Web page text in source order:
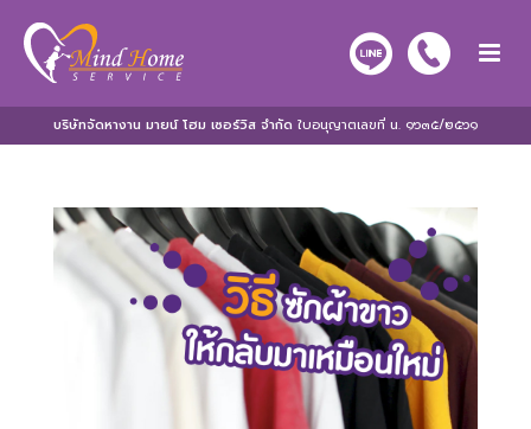
บริษัทจัดหางาน มายน์ โฮม เซอร์วิส จำกัด ใบอนุญาตเลขที่ น. ๑๖๓๕/๒๕๖๑